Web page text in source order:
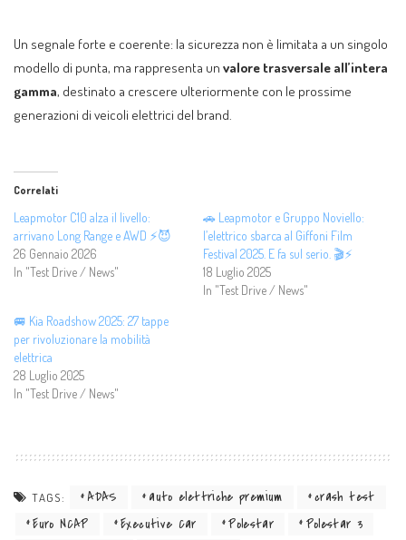
Un segnale forte e coerente: la sicurezza non è limitata a un singolo
modello di punta, ma rappresenta un valore trasversale all’intera
gamma, destinato a crescere ulteriormente con le prossime
generazioni di veicoli elettrici del brand.
Correlati
Leapmotor C10 alza il livello:
arrivano Long Range e AWD ⚡😈
26 Gennaio 2026
In "Test Drive / News"
🚗 Leapmotor e Gruppo Noviello:
l’elettrico sbarca al Giffoni Film
Festival 2025. E fa sul serio. 🎬⚡
18 Luglio 2025
In "Test Drive / News"
🚐 Kia Roadshow 2025: 27 tappe
per rivoluzionare la mobilità
elettrica
28 Luglio 2025
In "Test Drive / News"
TAGS: ADAS auto elettriche premium
crash test
Euro NCAP
Executive Car Polestar
Polestar 3